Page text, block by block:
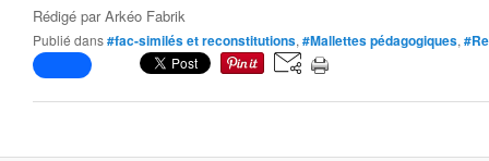
Rédigé parArkéo Fabrik
Publié dans#fac-similés et reconstitutions, #Mallettes pédagogiques,